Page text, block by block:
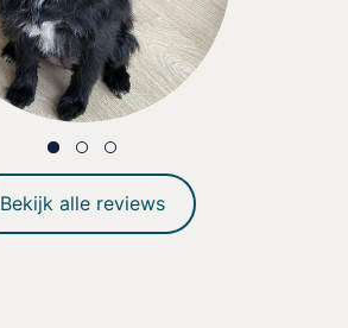
Bekijk alle reviews